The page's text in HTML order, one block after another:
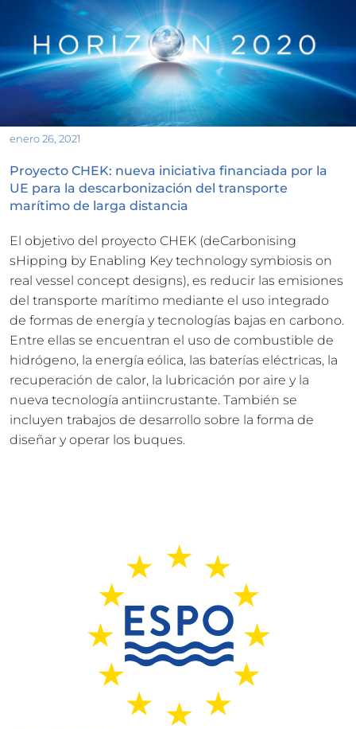
enero 26, 2021
Proyecto CHEK: nueva iniciativa financiada por la
UE para la descarbonización del transporte
marítimo de larga distancia
El objetivo del proyecto CHEK (deCarbonising
sHipping by Enabling Key technology symbiosis on
real vessel concept designs), es reducir las emisiones
del transporte marítimo mediante el uso integrado
de formas de energía y tecnologías bajas en carbono.
Entre ellas se encuentran el uso de combustible de
hidrógeno, la energía eólica, las baterías eléctricas, la
recuperación de calor, la lubricación por aire y la
nueva tecnología antiincrustante. También se
incluyen trabajos de desarrollo sobre la forma de
diseñar y operar los buques.